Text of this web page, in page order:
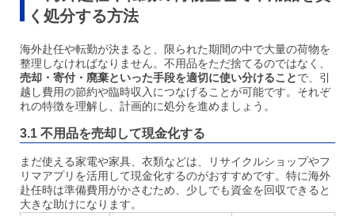
く処分する方法
海外赴任や転勤が決まると、限られた期間の中で大量の荷物を
整理しなければなりません。不用品をただ捨てるのではなく、
売却・寄付・廃棄といった手段を適切に使い分けることで、引
越し費用の節約や臨時収入につなげることが可能です。それぞ
れの特徴を理解し、計画的に処分を進めましょう。
3.1 不用品を売却して現金化する
まだ使える家電や家具、衣類などは、リサイクルショップやフ
リマアプリを活用して現金化するのがおすすめです。特に海外
赴任時は準備費用がかさむため、少しでも資金を回収できると
大きな助けになります。